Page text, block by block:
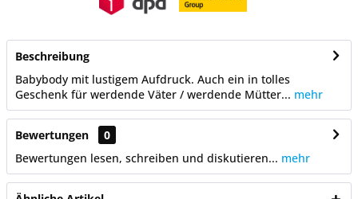
Beschreibung
Babybody mit lustigem Aufdruck. Auch ein in tolles
Geschenk für werdende Väter / werdende Mütter... mehr
Bewertungen
0
Bewertungen lesen, schreiben und diskutieren... mehr